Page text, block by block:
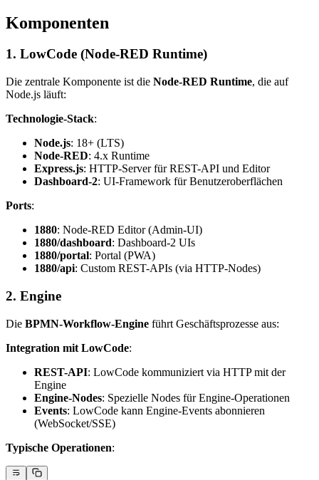
Komponenten
1. LowCode (Node-RED Runtime)
Die zentrale Komponente ist die Node-RED Runtime, die auf
Node.js läuft:
Technologie-Stack:
Node.js: 18+ (LTS)
Node-RED: 4.x Runtime
Express.js: HTTP-Server für REST-API und Editor
Dashboard-2: UI-Framework für Benutzeroberflächen
Ports:
1880: Node-RED Editor (Admin-UI)
1880/dashboard: Dashboard-2 UIs
1880/portal: Portal (PWA)
1880/api: Custom REST-APIs (via HTTP-Nodes)
2. Engine
Die BPMN-Workflow-Engine führt Geschäftsprozesse aus:
Integration mit LowCode:
REST-API: LowCode kommuniziert via HTTP mit der
Engine
Engine-Nodes: Spezielle Nodes für Engine-Operationen
Events: LowCode kann Engine-Events abonnieren
(WebSocket/SSE)
Typische Operationen: